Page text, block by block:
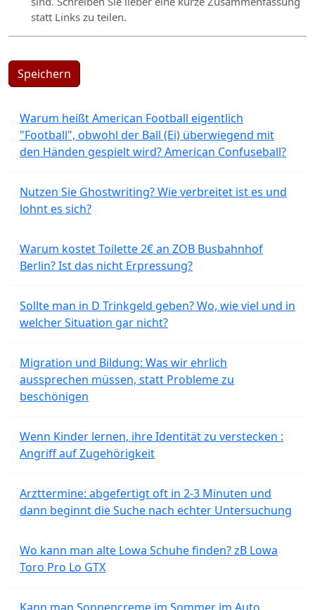
statt Links zu teilen.
Speichern
Warum heißt American Football eigentlich
"Football", obwohl der Ball (Ei) überwiegend mit
den Händen gespielt wird? American Confuseball?
Nutzen Sie Ghostwriting? Wie verbreitet ist es und
lohnt es sich?
Warum kostet Toilette 2€ an ZOB Busbahnhof
Berlin? Ist das nicht Erpressung?
Sollte man in D Trinkgeld geben? Wo, wie viel und in
welcher Situation gar nicht?
Migration und Bildung: Was wir ehrlich
aussprechen müssen, statt Probleme zu
beschönigen
Wenn Kinder lernen, ihre Identität zu verstecken :
Angriff auf Zugehörigkeit
Arzttermine: abgefertigt oft in 2-3 Minuten und
dann beginnt die Suche nach echter Untersuchung
Wo kann man alte Lowa Schuhe finden? zB Lowa
Toro Pro Lo GTX